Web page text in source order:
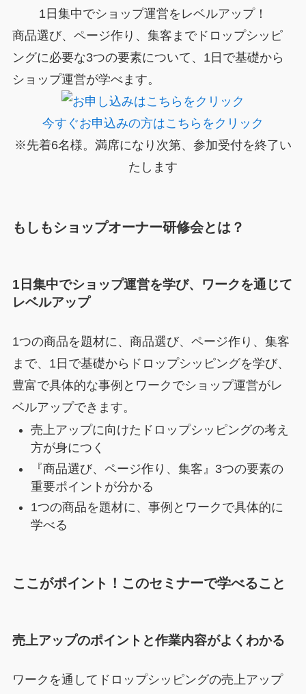
1日集中でショップ運営をレベルアップ！
商品選び、ページ作り、集客までドロップシッピ
ングに必要な3つの要素について、1日で基礎から
ショップ運営が学べます。
今すぐお申込みの方はこちらをクリック
※先着6名様。満席になり次第、参加受付を終了い
たします
もしもショップオーナー研修会とは？
1日集中でショップ運営を学び、ワークを通じて
レベルアップ
1つの商品を題材に、商品選び、ページ作り、集客
まで、1日で基礎からドロップシッピングを学び、
豊富で具体的な事例とワークでショップ運営がレ
ベルアップできます。
売上アップに向けたドロップシッピングの考え
方が身につく
『商品選び、ページ作り、集客』3つの要素の
重要ポイントが分かる
1つの商品を題材に、事例とワークで具体的に
学べる
ここがポイント！このセミナーで学べること
売上アップのポイントと作業内容がよくわかる
ワークを通してドロップシッピングの売上アップ